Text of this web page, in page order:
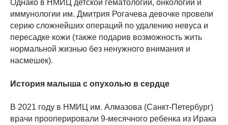
Однако в НМИЦ детской гематологии, онкологии и
иммунологии им. Дмитрия Рогачева девочке провели
серию сложнейших операций по удалению невуса и
пересадке кожи (также подарив возможность жить
нормальной жизнью без ненужного внимания и
насмешек).
История малыша с опухолью в сердце
В 2021 году в НМИЦ им. Алмазова (Санкт-Петербург)
врачи прооперировали 9-месячного ребенка из Ирака